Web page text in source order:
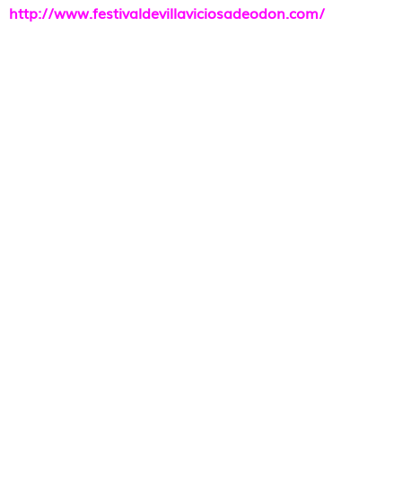
http://www.festivaldevillaviciosadeodon.com/